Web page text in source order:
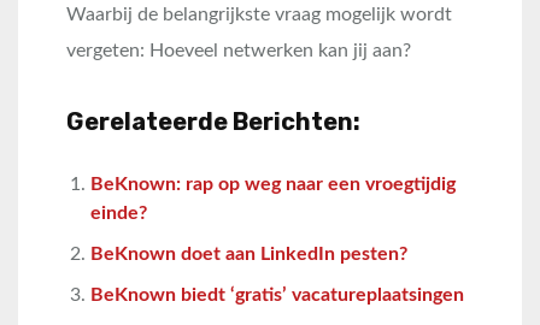
Waarbij de belangrijkste vraag mogelijk wordt
vergeten: Hoeveel netwerken kan jij aan?
Gerelateerde Berichten:
BeKnown: rap op weg naar een vroegtijdig
einde?
BeKnown doet aan LinkedIn pesten?
BeKnown biedt ‘gratis’ vacatureplaatsingen